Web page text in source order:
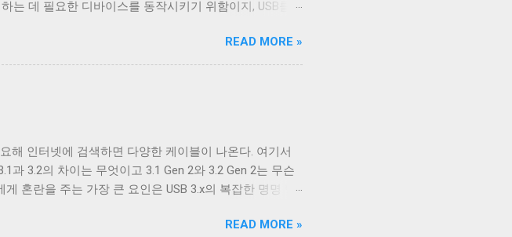
는 데 필요한 디바이스를 동작시키기 위함이지, USB를
아닌 일종의 부작용에 가까운 일이었다. 하지만 iPod을
기능을 가지고 나왔다. 어차피 데이터 통신을 위해 USB
용하는 것이 기기를 싸고 가볍고 작게 만들 수 있었기
이 만들어졌. 사람들은 이런 혼란스러운 상황이 해결되기
는 표준을 만들어 USB 충전기를 표준의 영역으로 가지고
로 전압을 가해 핸드셰이크 데스크톱, 노트북 등에서 사
READ MORE »
해 인터넷에 검색하면 다양한 케이블이 나온다. 여기서
3.2의 차이는 무엇이고 3.1 Gen 2와 3.2 Gen 2는 무슨
혼란을 주는 가장 큰 요인은 USB 3.x의 복잡한 명명 방
에서 규정하는 모든 기술보다 발전한 기술은 아니다. 그
READ MORE »